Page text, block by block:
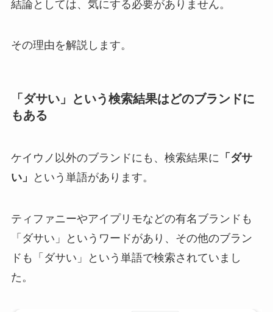
結論としては、気にする必要がありません。
その理由を解説します。
「ダサい」という検索結果はどのブランドに
もある
ケイウノ以外のブランドにも、検索結果に 「ダサ
い」
という単語があります。
ティファニーやアイプリモなどの有名ブランドも
「ダサい」というワードがあり、その他のブラン
ドも「ダサい」という単語で検索されていまし
た。